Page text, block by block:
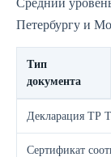
Средний
Петербургу и
Тип
документа
Декларация ТР
Сертификат